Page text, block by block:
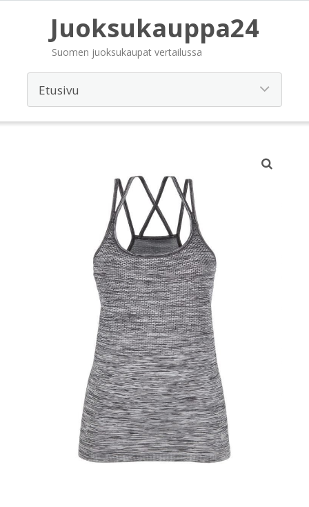
Juoksukauppa24
Suomen juoksukaupat vertailussa